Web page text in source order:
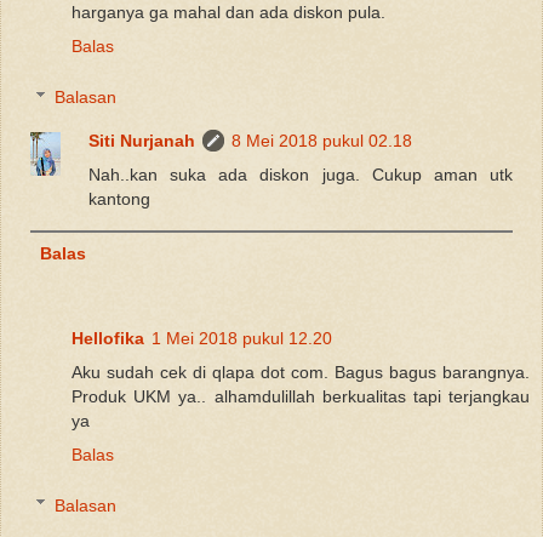
harganya ga mahal dan ada diskon pula.
Balas
Balasan
Siti Nurjanah
8 Mei 2018 pukul 02.18
Nah..kan suka ada diskon juga. Cukup aman utk
kantong
Balas
Hellofika 1 Mei 2018 pukul 12.20
Aku sudah cek di qlapa dot com. Bagus bagus barangnya.
Produk UKM ya.. alhamdulillah berkualitas tapi terjangkau
ya
Balas
Balasan